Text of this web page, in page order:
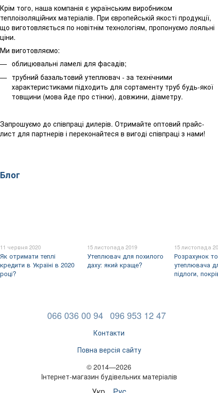
Крім того, наша компанія є українським виробником
теплоізоляційних матеріалів. При європейській якості продукції,
що виготовляється по новітнім технологіям, пропонуємо лояльні
ціни.
Ми виготовляємо:
облицювальні ламелі для фасадів;
трубний базальтовий утеплювач - за технічними
характеристиками підходить для сортаменту труб будь-якої
товщини (мова йде про стінки), довжини, діаметру.
Запрошуємо до співпраці дилерів. Отримайте оптовий прайс-
лист для партнерів і переконайтеся в вигоді співпраці з нами!
Блог
11 червня 2020
Як отримати теплі
кредити в Україні в 2020
році?
15 листопада 2019
Утеплювач для похилого
даху: який краще?
15 листопада
Розрахунок
утеплювача
підлоги,
066 036 00 94 096 953 12 47
Контакти
Повна версія сайту
© 2014—2026
Інтернет-магазин будівельних матеріалів